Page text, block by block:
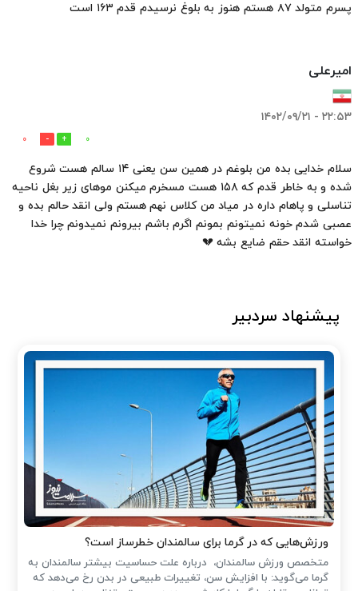
پسرم متولد ۸۷ هستم هنوز به بلوغ نرسیدم قدم ۱۶۳ است
امیرعلی
۲۲:۵۳ - ۱۴۰۲/۰۹/۲۱
0
0
سلام خدایی بده من بلوغم در همین سن یعنی ۱۴ سالم هست شروع
شده و به خاطر قدم که ۱۵۸ هست مسخرم میکنن موهای زیر بغل ناحیه
تناسلی و پاهام داره در میاد من کلاس نهم هستم ولی انقد حالم بده و
عصبی شدم خونه نمیتونم بمونم اگرم باشم بیرونم نمیدونم چرا خدا
خواسته انقد حقم ضایع بشه 💔
پیشنهاد سردبیر
ورزش‌هایی که در گرما برای سالمندان خطرساز است؟
متخصص ورزش سالمندان، درباره علت حساسیت بیشتر سالمندان به
گرما می‌گوید: با افزایش سن، تغییرات طبیعی در بدن رخ می‌دهد که